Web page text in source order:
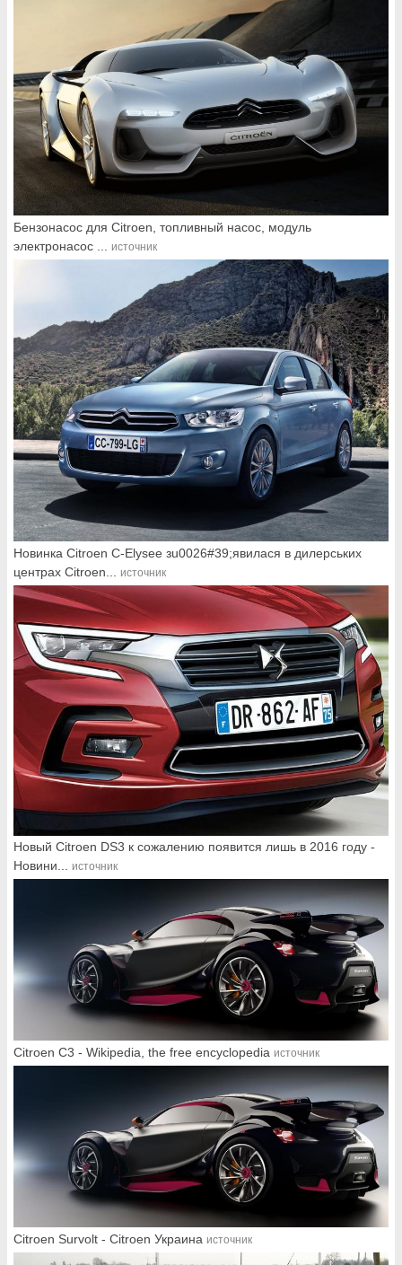
Бензонасос для Citroen, топливный насос, модуль
электронасос ...
источник
Новинка Citroen С-Elysee зu0026#39;явилася в дилерських
центрах Citroen...
источник
Новый Citroen DS3 к сожалению появится лишь в 2016 году -
Новини... источник
Citroen C3 - Wikipedia, the free encyclopedia источник
Citroen Survolt - Citroen Украина источник